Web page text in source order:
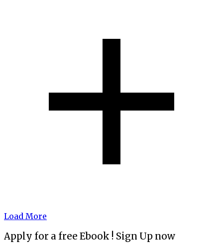
Load More
Apply for a free Ebook ! Sign Up now